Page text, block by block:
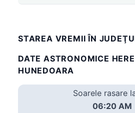
STAREA VREMII ÎN
DATE ASTRONOMICE
HUNEDOARA
Soarele rasare
06:20 AM